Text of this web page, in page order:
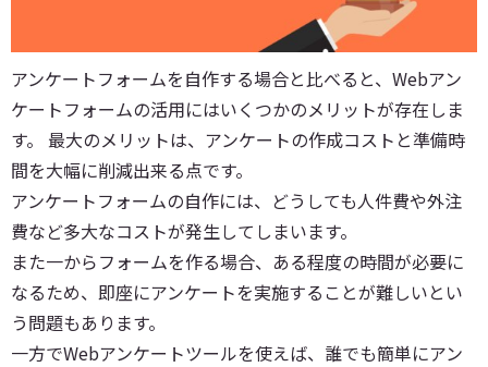
アンケートフォームを自作する場合と比べると、Webアン
ケートフォームの活用にはいくつかのメリットが存在しま
す。 最大のメリットは、アンケートの作成コストと準備時
間を大幅に削減出来る点です。
アンケートフォームの自作には、どうしても人件費や外注
費など多大なコストが発生してしまいます。
また一からフォームを作る場合、ある程度の時間が必要に
なるため、即座にアンケートを実施することが難しいとい
う問題もあります。
一方でWebアンケートツールを使えば、誰でも簡単にアン